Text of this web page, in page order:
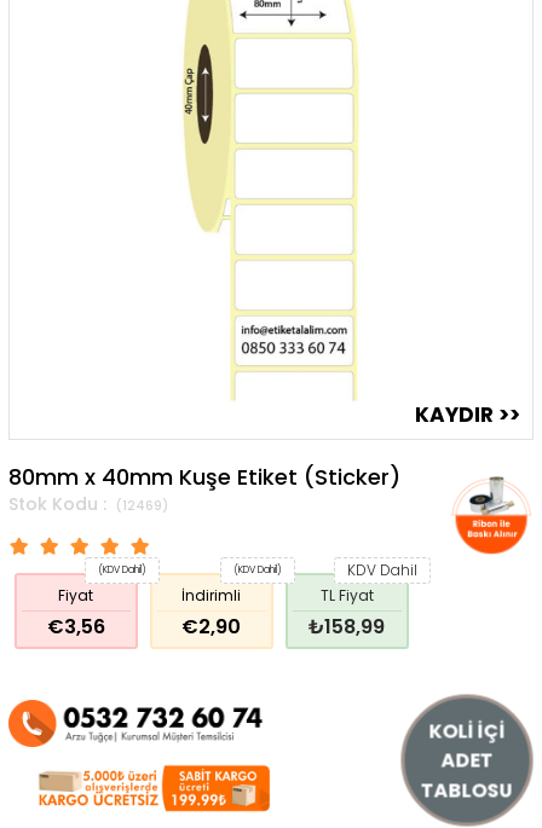
80mm x 40mm Kuşe Etiket (Sticker)
(12469)
Fiyat
€3,56
(KDV Dahil)
İndirimli
€2,90
(KDV Dahil)
TL Fiyat
₺158,99
KDV Dahil
KOLİ İÇİ
ADET
TABLOSU